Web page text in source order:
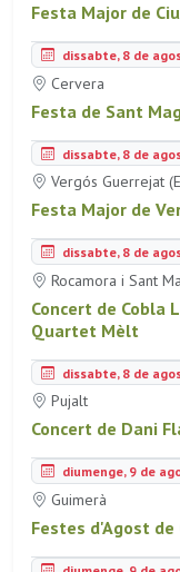
Festa Major de
dissabte, 8 de
Cervera
Festa de Sant
dissabte, 8 de
Vergós Guerrejat
Festa Major de
dissabte, 8 de
Rocamora i Sant
Concert de Cobla
Quartet Mèlt
dissabte, 8 de
Pujalt
Concert de Dani
diumenge, 9 de
Guimerà
Festes d'Agost de